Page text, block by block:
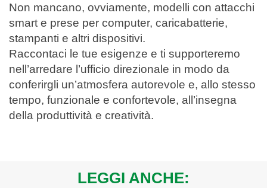
Non mancano, ovviamente, modelli con attacchi
smart e prese per computer, caricabatterie,
stampanti e altri dispositivi.
Raccontaci le tue esigenze e ti supporteremo
nell’arredare l’ufficio direzionale in modo da
conferirgli un’atmosfera autorevole e, allo stesso
tempo, funzionale e confortevole, all’insegna
della produttività e creatività.
LEGGI ANCHE: